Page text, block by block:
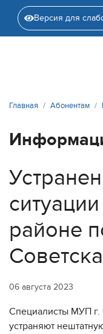
Версия для
Главная Абонентам
районе
06 августа 2023
Специалисты МУП г.
устраняют